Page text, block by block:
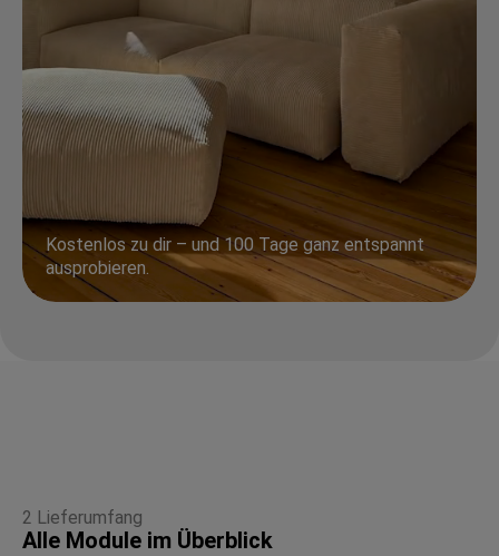
Kostenlos zu dir – und 100 Tage ganz entspannt
ausprobieren.
2 Lieferumfang
Alle Module im Überblick